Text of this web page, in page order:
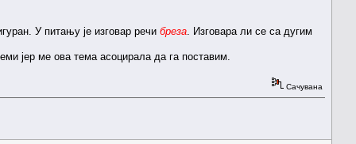
У питању је изговар речи бреза . Изговара ли се са дугим
јер ме ова тема асоцирала да га поставим.
Сачувана